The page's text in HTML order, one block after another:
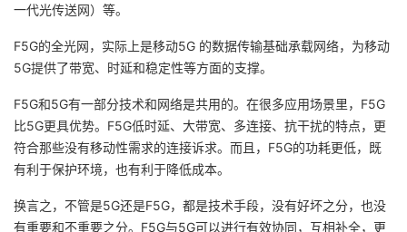
一代光传送网）等。
F5G的全光网，实际上是移动5G 的数据传输基础承载网络，为移动
5G提供了带宽、时延和稳定性等方面的支撑。
F5G和5G有一部分技术和网络是共用的。在很多应用场景里，F5G
比5G更具优势。F5G低时延、大带宽、多连接、抗干扰的特点，更
符合那些没有移动性需求的连接诉求。而且，F5G的功耗更低，既
有利于保护环境，也有利于降低成本。
换言之，不管是5G还是F5G，都是技术手段，没有好坏之分，也没
有重要和不重要之分。F5G与5G可以进行有效协同，互相补全，更